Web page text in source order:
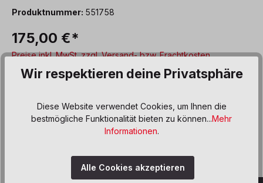
Produktnummer: 551758
175,00 €*
Preise inkl. MwSt. zzgl. Versand- bzw. Frachtkosten
Benachrichtige mich
benachrichtigen dich gern per E-Mail
Wir respektieren deine Privatsphäre
Diese Website verwendet Cookies, um Ihnen die
bestmögliche Funktionalität bieten zu können...Mehr
Informationen.
Alle Cookies akzeptieren